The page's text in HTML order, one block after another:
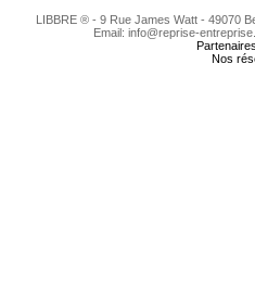
LIBBRE ® - 9 Rue James Watt - 49070
Email: info@reprise-
Nos